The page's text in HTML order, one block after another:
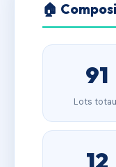
🏠
91
Lots
12